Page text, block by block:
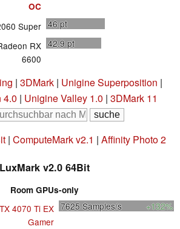
OC
Super 46 pt
RX
6600
42.9 pt
| 3DMark| Unigine Superposition |
4.0 | Unigine Valley 1.0 | 3DMark 11
| ComputeMark v2.1 | Affinity Photo 2
LuxMark v2.0 64Bit
Room GPUs-only
4070 Ti EX
Gamer
7625 Samples/s +132%